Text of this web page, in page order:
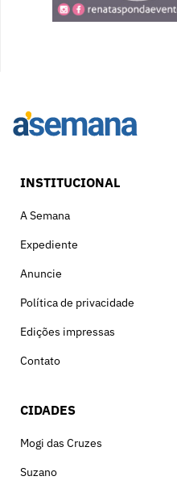
INSTITUCIONAL
A Semana
Expediente
Anuncie
Política de privacidade
Edições impressas
Contato
CIDADES
Mogi das Cruzes
Suzano